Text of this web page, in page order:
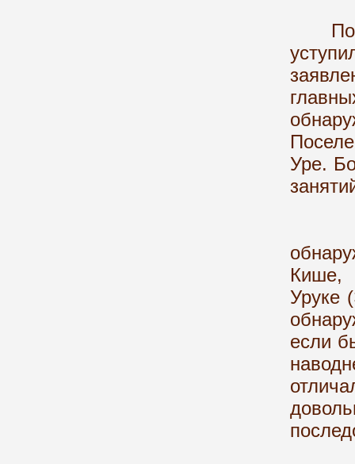
Уре.
Кише,
Уруке
если